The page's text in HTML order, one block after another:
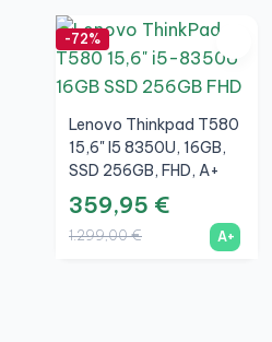
-72%
Lenovo Thinkpad T580
15,6" I5 8350U, 16GB,
SSD 256GB, FHD, A+
359,95 €
1.299,00 € A+